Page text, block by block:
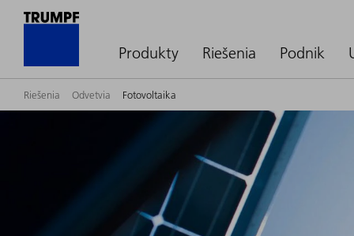
Produkty Riešenia Podnik
Riešenia Odvetvia Fotovoltaika